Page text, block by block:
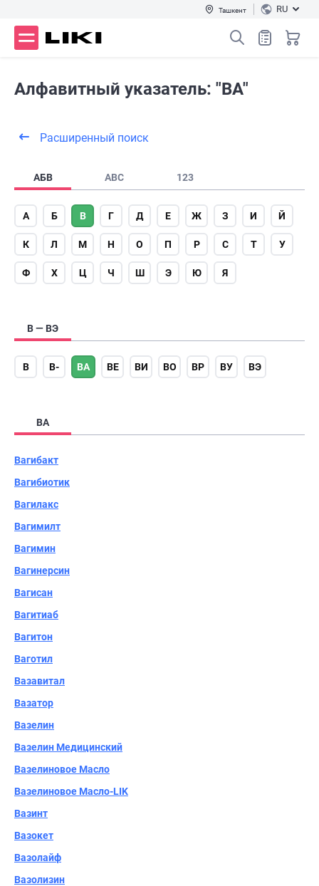
Ташкент RU
Алфавитный указатель: "ВА"
Расширенный поиск
АБВ ABC 123
А Б В Г Д Е Ж З И Й
К Л М Н О П Р С Т У
Ф Х Ц Ч Ш Э Ю Я
В — ВЭ
В В- ВА ВЕ ВИ ВО ВР ВУ ВЭ
ВА
Вагибакт
Вагибиотик
Вагилакс
Вагимилт
Вагимин
Вагинерсин
Вагисан
Вагитиаб
Вагитон
Ваготил
Вазавитал
Вазатор
Вазелин
Вазелин Медицинский
Вазелиновое Масло
Вазелиновое Масло-LIK
Вазинт
Вазокет
Вазолайф
Вазолизин